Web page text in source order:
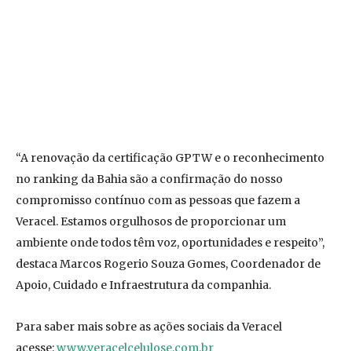
“A renovação da certificação GPTW e o reconhecimento
no ranking da Bahia são a confirmação do nosso
compromisso contínuo com as pessoas que fazem a
Veracel. Estamos orgulhosos de proporcionar um
ambiente onde todos têm voz, oportunidades e respeito”,
destaca Marcos Rogerio Souza Gomes, Coordenador de
Apoio, Cuidado e Infraestrutura da companhia.
Para saber mais sobre as ações sociais da Veracel
acesse:www.veracelcelulose.com.br